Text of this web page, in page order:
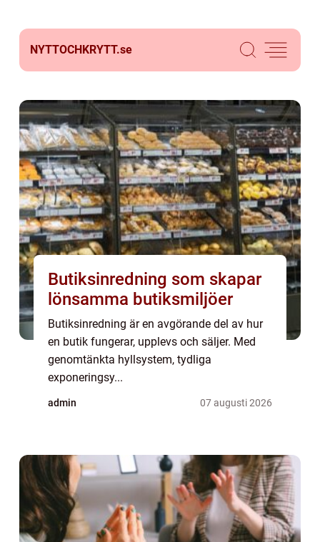
NYTTOCHKRYTT.se
Butiksinredning som skapar
lönsamma butiksmiljöer
Butiksinredning är en avgörande del av hur
en butik fungerar, upplevs och säljer. Med
genomtänkta hyllsystem, tydliga
exponeringsy...
admin 07 augusti 2026